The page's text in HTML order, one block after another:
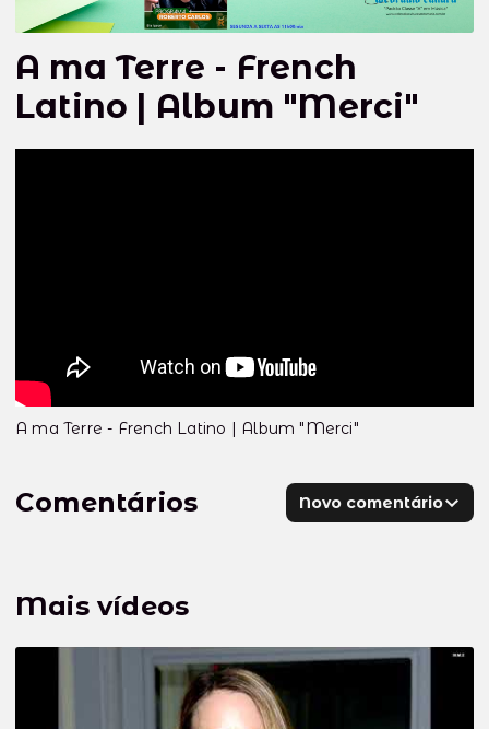
A ma Terre - French
Latino | Album "Merci"
Mais vídeos
A ma Terre - French Latino | Album "Merci"
Comentários Novo comentário